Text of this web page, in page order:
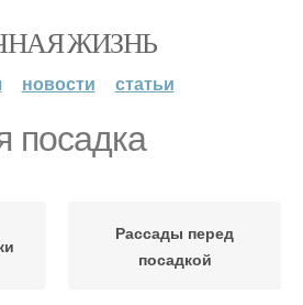
ЖИЗНЬ
новости статьи
посадка
Рассады перед
посадкой